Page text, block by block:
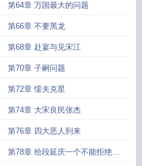
第64章 万国最大的问题
第66章 不要黑龙
第68章 赴宴与见宋江
第70章 子嗣问题
第72章 懦夫克星
第74章 大宋良民张杰
第76章 四大恶人到来
第78章 给段延庆一个不能拒绝的